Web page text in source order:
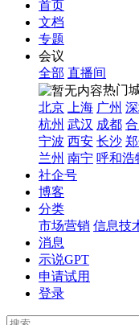
首页
文档
专题
会议
全部 直播间
热门
北京
上海 广州 深
杭州 武汉 成都
宁波 西安 长沙
兰州 南宁 呼和浩
社企号
博客
分类
市场营销 信息技
消息
示说GPT
申请试用
登录